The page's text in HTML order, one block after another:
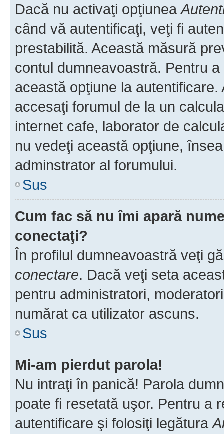
Dacă nu activaţi opţiunea
când vă autentificaţi, veţi fi
prestabilită. Această măsură
contul dumneavoastră. Pentru
această opţiune la
accesaţi forumul de la un
internet cafe, laborator de
nu vedeţi această opţiune,
adminstrator al forumului.
Sus
Cum fac să nu îmi apară
conectaţi?
În profilul dumneavoastră veţi
conectare. Dacă veţi seta
pentru administratori,
numărat ca utilizator ascuns.
Sus
Mi-am pierdut parola!
Nu intraţi în panică! Parola
poate fi resetată uşor. Pentru a
autentificare şi folosiţi legătura